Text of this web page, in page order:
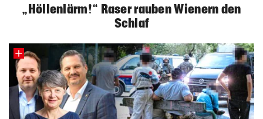
„Höllenlärm!“ Raser rauben Wienern den
Schlaf